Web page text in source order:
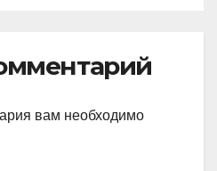
вам необходимо